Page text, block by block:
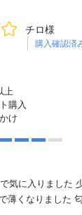
チロ様
購入確認済
上
購入
け
気に入りました
薄くなりました